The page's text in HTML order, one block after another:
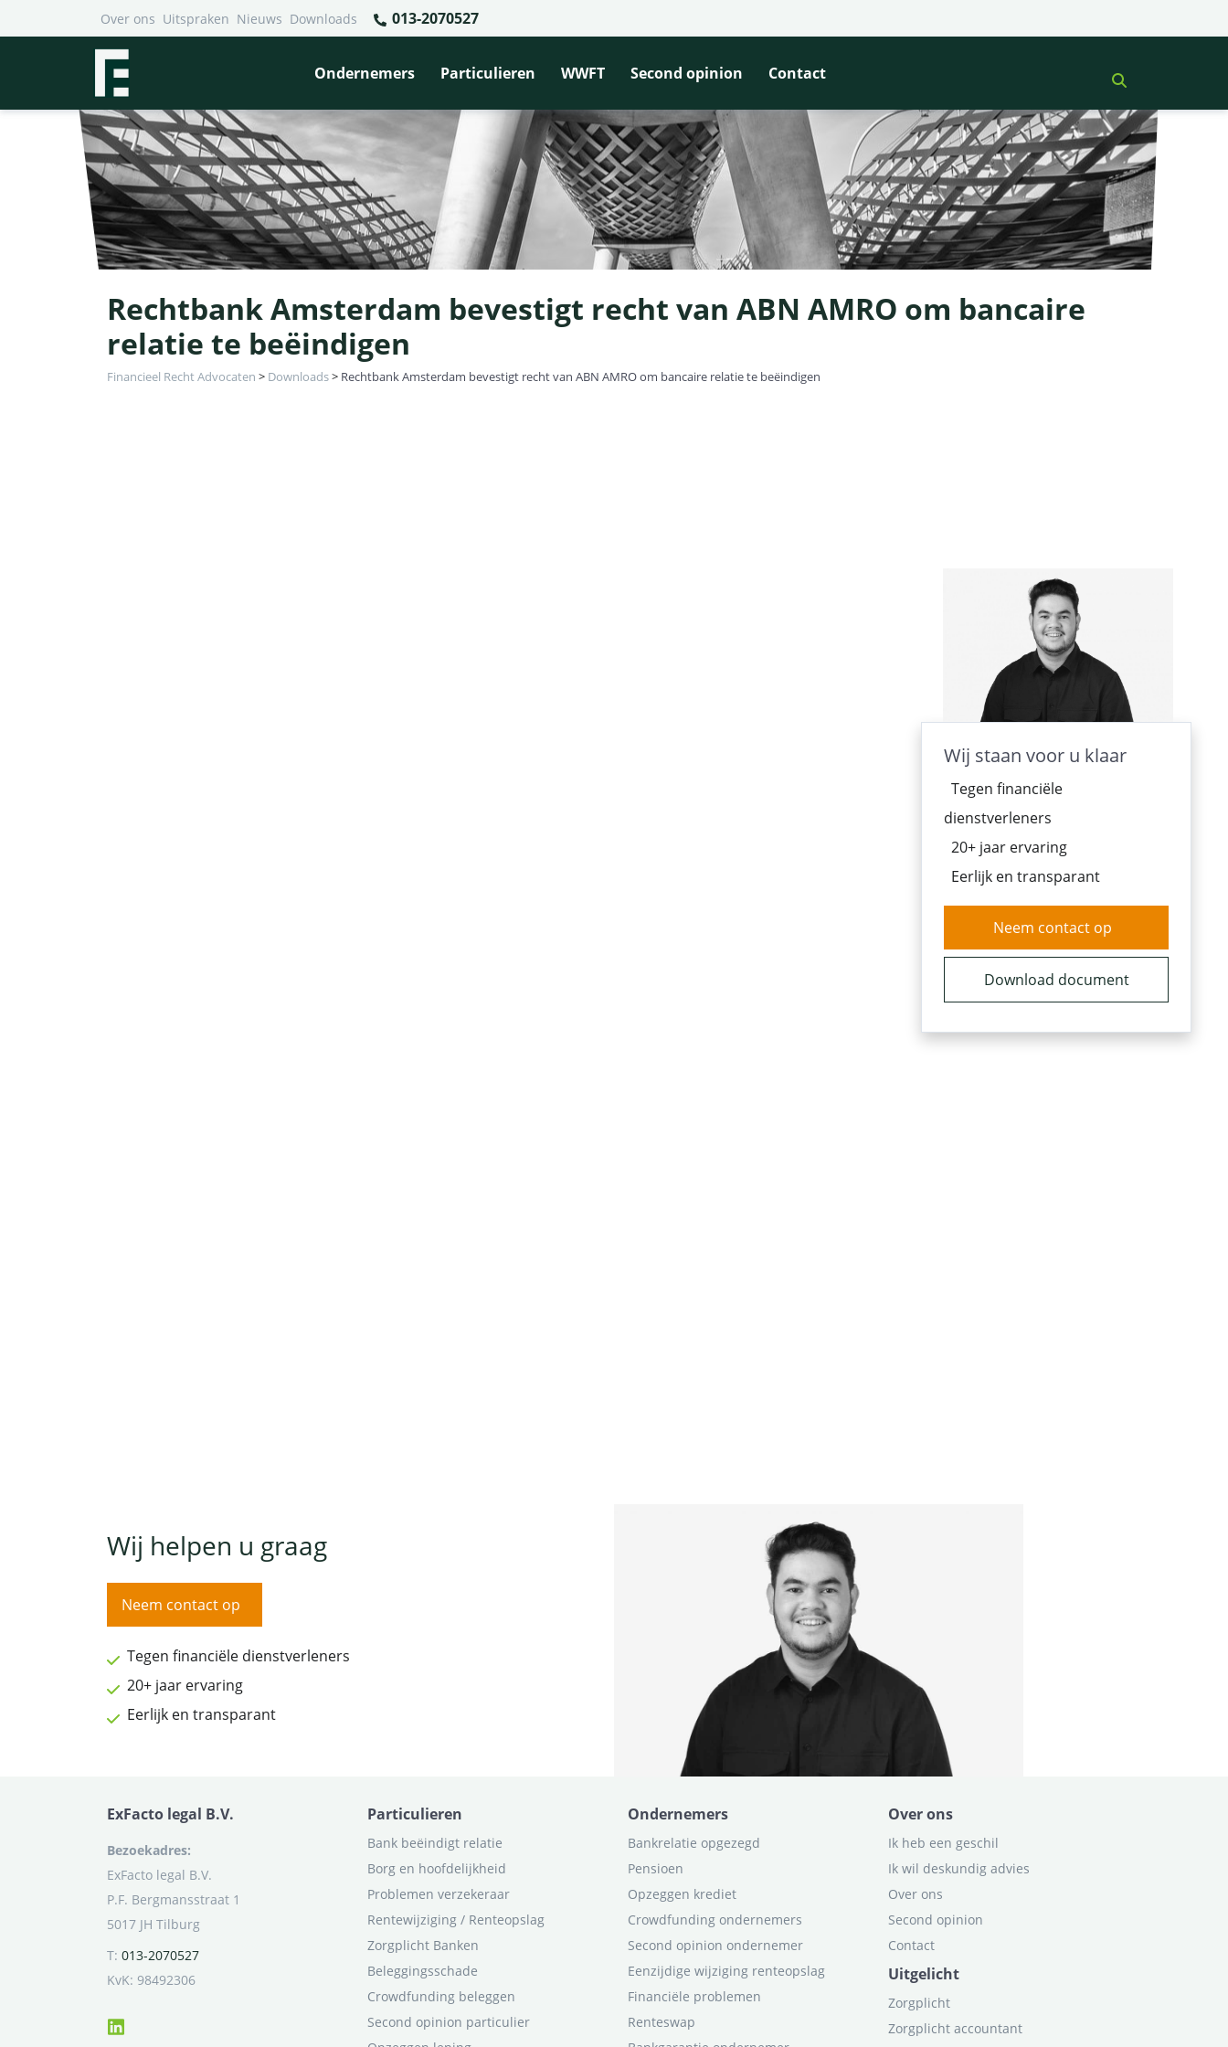
Over ons Uitspraken Nieuws Downloads 013-2070527
Ondernemers Particulieren WWFT Second opinion Contact
Rechtbank Amsterdam bevestigt recht van ABN AMRO om bancaire
relatie te beëindigen
Financieel Recht Advocaten > Downloads> Rechtbank Amsterdam bevestigt recht van ABN AMRO om bancaire relatie te beëindigen
Wij staan voor u klaar
Tegen financiële
dienstverleners
20+ jaar ervaring
Eerlijk en transparant
Neem contact op
Download document
Wij helpen u graag
Neem contact op
Tegen financiële dienstverleners
20+ jaar ervaring
Eerlijk en transparant
ExFacto legal B.V.
Bezoekadres:
ExFacto legal B.V.
P.F. Bergmansstraat 1
5017 JH Tilburg
T: 013-2070527
KvK: 98492306
Particulieren
Bank beëindigt relatie
Borg en hoofdelijkheid
Problemen verzekeraar
Rentewijziging / Renteopslag
Zorgplicht Banken
Beleggingsschade
Crowdfunding beleggen
Second opinion particulier
Ondernemers
Bankrelatie opgezegd
Pensioen
Opzeggen krediet
Crowdfunding ondernemers
Second opinion ondernemer
Eenzijdige wijziging renteopslag
Financiële problemen
Renteswap
Over ons
Ik heb een geschil
Ik wil deskundig advies
Over ons
Second opinion
Contact
Uitgelicht
Zorgplicht
Zorgplicht accountant